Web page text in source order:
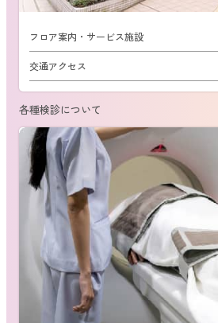
フロア案内・サービス施設
交通アクセス
各種検診について